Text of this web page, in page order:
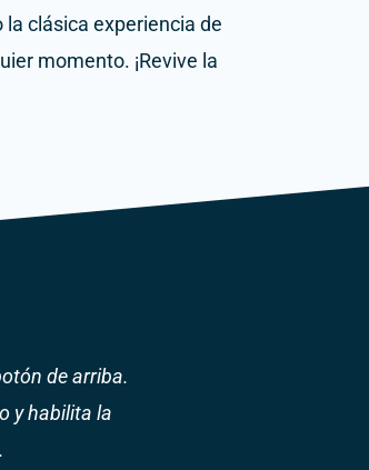
clásica experiencia de
momento. ¡Revive la
de arriba.
y habilita la